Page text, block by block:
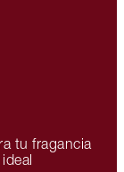
tu fragancia
ideal